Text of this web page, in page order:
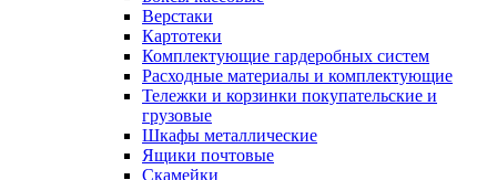
Верстаки
Картотеки
Комплектующие гардеробных систем
Расходные материалы и комплектующие
Тележки и корзинки покупательские и
грузовые
Шкафы металлические
Ящики почтовые
Скамейки